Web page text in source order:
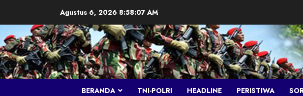
content
Agustus 6, 2026 8:58:08 AM
BERANDA TNI-POLRI HEADLINE PERISTIWA